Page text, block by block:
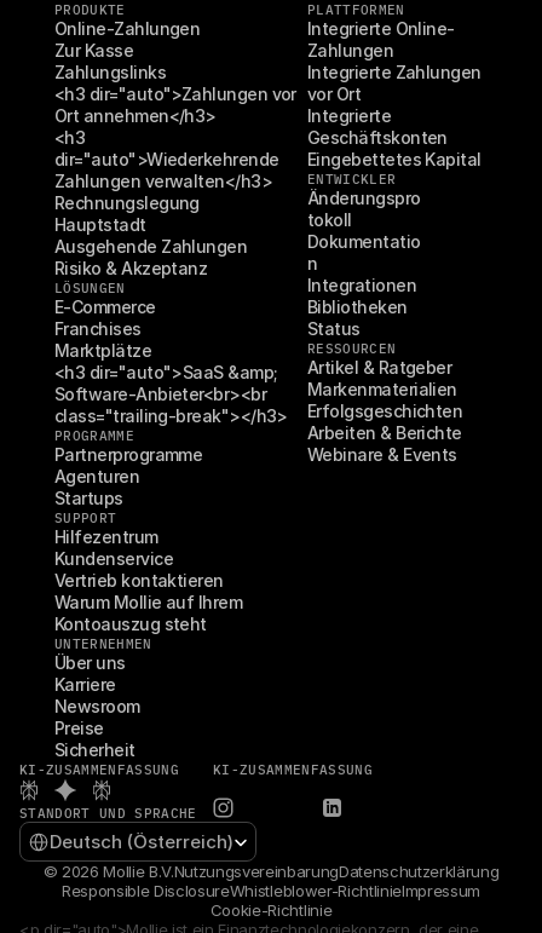
PRODUKTE
Online-Zahlungen
Zur Kasse
Zahlungslinks
<h3 dir="auto">Zahlungen vor
Ort annehmen</h3>
<h3
dir="auto">Wiederkehrende
Zahlungen verwalten</h3>
Rechnungslegung
Hauptstadt
Ausgehende Zahlungen
Risiko & Akzeptanz
LÖSUNGEN
E-Commerce
Franchises
Marktplätze
<h3 dir="auto">SaaS &amp;
Software-Anbieter<br><br
class="trailing-break"></h3>
PROGRAMME
Partnerprogramme
Agenturen
Startups
SUPPORT
Hilfezentrum
Kundenservice
Vertrieb kontaktieren
Warum Mollie auf Ihrem
Kontoauszug steht
UNTERNEHMEN
Über uns
Karriere
Newsroom
Preise
Sicherheit
PLATTFORMEN
Integrierte Online-
Zahlungen
Integrierte Zahlungen
vor Ort
Integrierte
Geschäftskonten
Eingebettetes Kapital
ENTWICKLER
Änderungspro
tokoll
Dokumentatio
n
Integrationen
Bibliotheken
Status
RESSOURCEN
Artikel & Ratgeber
Markenmaterialien
Erfolgsgeschichten
Arbeiten & Berichte
Webinare & Events
KI-ZUSAMMENFASSUNG KI-ZUSAMMENFASSUNG
STANDORT UND SPRACHE
Select Language
Deutsch (Österreich)
© 2026 Mollie B.V.NutzungsvereinbarungDatenschutzerklärung
Responsible DisclosureWhistleblower-RichtlinieImpressum
Cookie-Richtlinie